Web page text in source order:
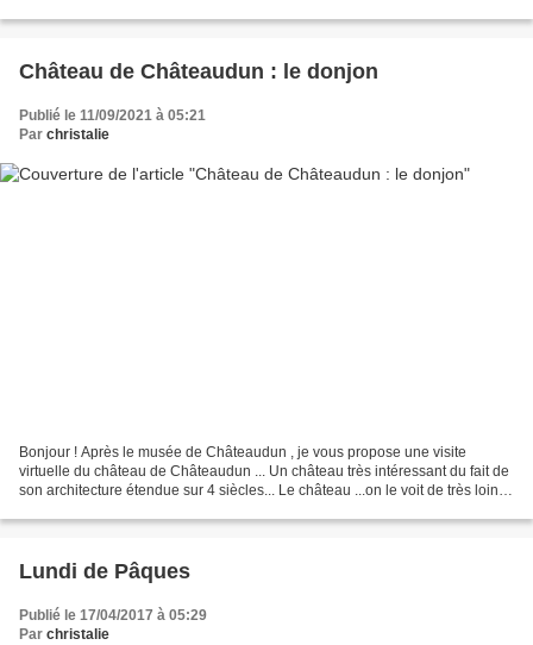
Château de Châteaudun : le donjon
Publié le 11/09/2021 à 05:21
Par christalie
Bonjour ! Après le musée de Châteaudun , je vous propose une visite
virtuelle du château de Châteaudun ... Un château très intéressant du fait de
son architecture étendue sur 4 siècles... Le château ...on le voit de très loin
Lundi de Pâques
Publié le 17/04/2017 à 05:29
Par christalie